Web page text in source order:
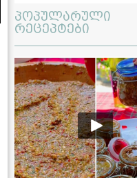
პოპულარული
რეცეპტები